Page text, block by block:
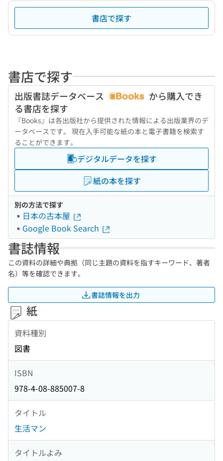
書店で探す
書店で探す
出版書誌データベース
から購入でき
る書店を探す
『Books』は各出版社から提供された情報による出版業界のデ
ータベースです。 現在入手可能な紙の本と電子書籍を検索す
ることができます。
デジタルデータを探す
紙の本を探す
別の方法で探す
日本の古本屋
Google Book Search
書誌情報
この資料の詳細や典拠（同じ主題の資料を指すキーワード、著者
名）等を確認できます。
書誌情報を出力
紙
資料種別
図書
ISBN
978-4-08-885007-8
タイトル
生活マン
タイトルよみ